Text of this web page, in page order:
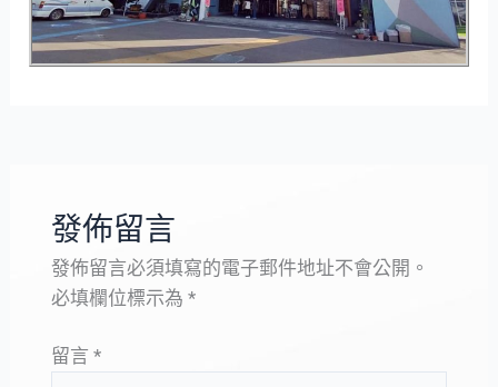
發佈留言
發佈留言必須填寫的電子郵件地址不會公開。
必填欄位標示為 *
留言 *